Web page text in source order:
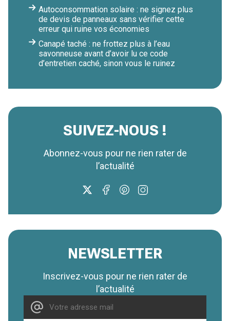
Autoconsommation solaire : ne signez plus
de devis de panneaux sans vérifier cette
erreur qui ruine vos économies
Canapé taché : ne frottez plus à l’eau
savonneuse avant d’avoir lu ce code
d’entretien caché, sinon vous le ruinez
SUIVEZ-NOUS !
Abonnez-vous pour ne rien rater de
l’actualité
NEWSLETTER
Inscrivez-vous pour ne rien rater de
l’actualité